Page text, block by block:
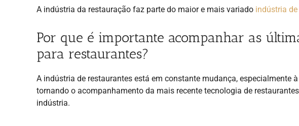
A indústria da restauração faz parte do maior e mais variado indústria
Por que é importante acompanhar as
para restaurantes?
A indústria de restaurantes está em constante mudança, especialmente
tornando o acompanhamento da mais recente tecnologia de
indústria.